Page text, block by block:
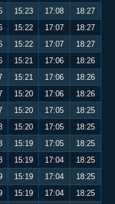
15:23 17:08
18:27
15:22 17:07
18:27
15:22 17:07
18:27
15:21 17:06
18:26
15:21 17:06
18:26
15:20 17:06
18:26
15:20 17:05
18:25
15:20 17:05
18:25
15:19 17:05
18:25
15:19 17:04
18:25
15:19 17:04
18:25
15:19 17:04
18:25